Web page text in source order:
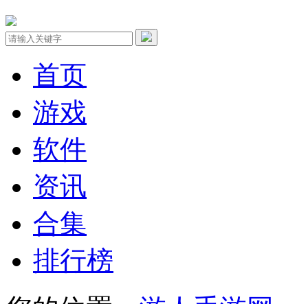
首页
游戏
软件
资讯
合集
排行榜